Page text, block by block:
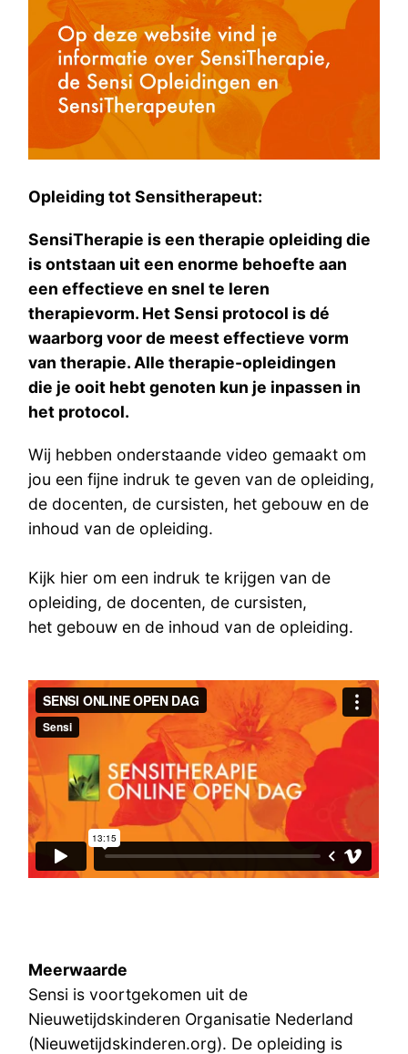
Opleiding tot Sensitherapeut:
SensiTherapie is een therapie opleiding die
is ontstaan uit een enorme behoefte aan
een effectieve en snel te leren
therapievorm. Het Sensi protocol is dé
waarborg voor de meest effectieve vorm
van therapie. Alle therapie-opleidingen
die je ooit hebt genoten kun je inpassen in
het protocol.
Wij hebben onderstaande video gemaakt om
jou een fijne indruk te geven van de opleiding,
de docenten, de cursisten, het gebouw en de
inhoud van de opleiding.
Kijk hier om een indruk te krijgen van de
opleiding, de docenten, de cursisten,
het gebouw en de inhoud van de opleiding.
Meerwaarde
Sensi is voortgekomen uit de
Nieuwetijdskinderen Organisatie Nederland
(Nieuwetijdskinderen.org). De opleiding is